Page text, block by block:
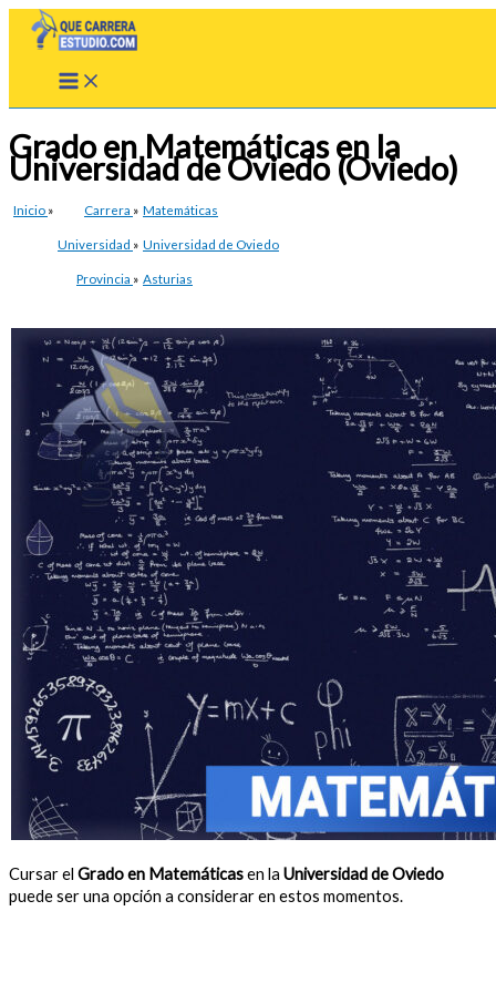
Grado en Matemáticas en la
Universidad de Oviedo (Oviedo)
Inicio » Carrera » Matemáticas
Universidad » Universidad de Oviedo
Provincia » Asturias
Cursar el Grado en Matemáticasen la Universidad de Oviedo
puede ser una opción a considerar en estos momentos.